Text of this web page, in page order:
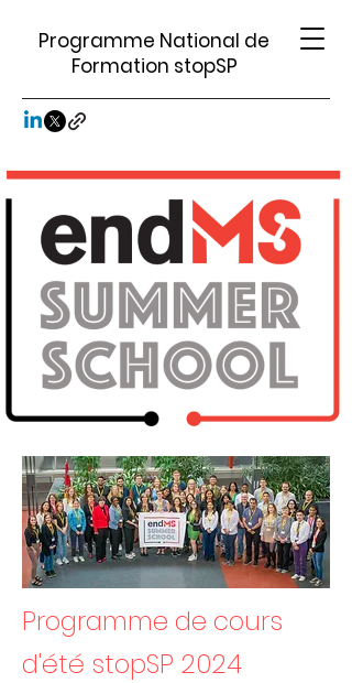
Programme National de
Formation stopSP
Programme de cours
d'été stopSP 2024